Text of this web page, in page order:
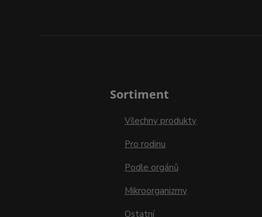
Sortiment
Všechny produkty
Pro rodinu
Podle orgánů
Mikroorganizmy
Ostatní